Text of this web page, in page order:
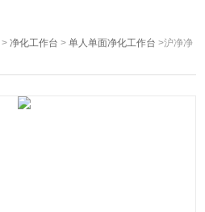
>净化工作台 >单人单面净化工作台 >沪净净